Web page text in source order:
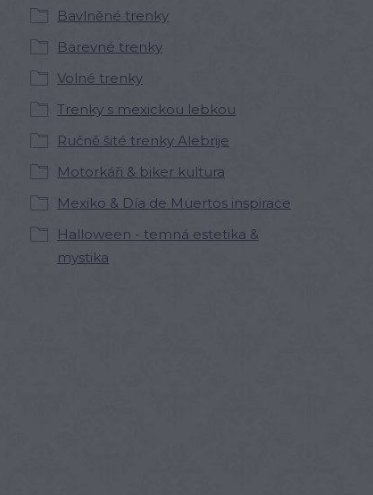
Bavlněné trenky
Barevné trenky
Volné trenky
Trenky s mexickou lebkou
Ručně šité trenky Alebrije
Motorkáři & biker kultura
Mexiko & Día de Muertos inspirace
Halloween - temná estetika &
mystika